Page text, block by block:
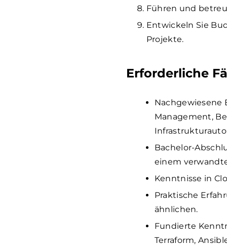
Führen und
Entwickeln Sie
Projekte.
Erforderliche
Nachgewiesene
Management,
Bachelor-
einem
Kenntnisse in
Praktische
ähnlichen.
Fundierte
Terraform,